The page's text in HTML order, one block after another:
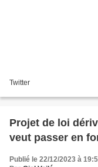
Twitter
Projet de loi
veut passer en
Publié le 22/12/2023 à